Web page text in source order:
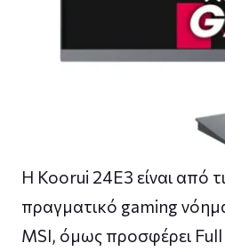
Η Koorui 24E3 είναι από
πραγματικό gaming
MSI, όμως προσφέρει Full